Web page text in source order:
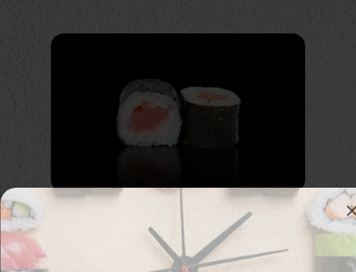
125. Smoked Sake Maki
Копчёный лосось